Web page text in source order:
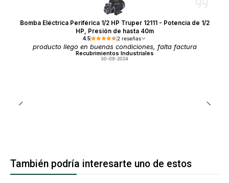
Bomba Eléctrica Periférica 1/2 HP Truper 12111 - Potencia de 1/2
HP, Presión de hasta 40m
4.5 2 reseñas
producto llego en buenas condiciones, falta factura
Recubrimientos Industriales
30-09-2024
También podría interesarte uno de estos